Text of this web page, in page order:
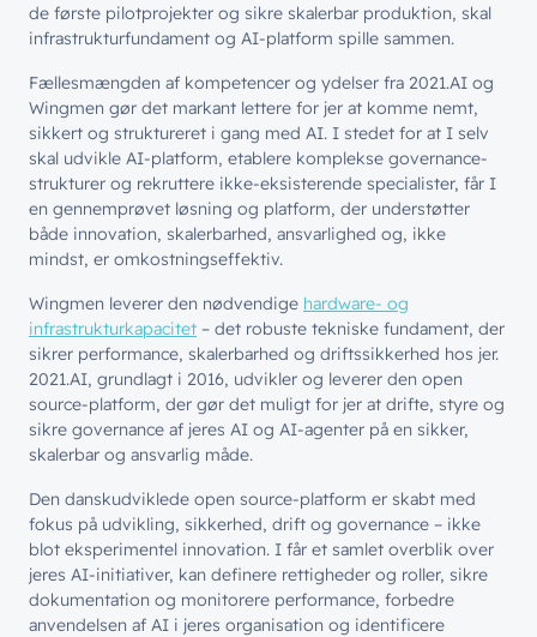
Cases
Offentlige organisationer
Bliv inspireret
Kontaktcenter
// SERVICES
Managed Services
Managed Security
Automatisering
Customer Experience
// PART OF WINGMEN
Bliv en del afteamet!
Ledige stillinger
Skriv dig op og få alle nyheder
direkte i din inbox
Skriv dig op
de første pilotprojekter og sikre skalerbar produktion, skal
infrastrukturfundament og AI-platform spille sammen.
Fællesmængden af kompetencer og ydelser fra 2021.AI og
Wingmen gør det markant lettere for jer at komme nemt,
sikkert og struktureret i gang med AI. I stedet for at I selv
skal udvikle AI-platform, etablere komplekse governance-
strukturer og rekruttere ikke-eksisterende specialister, får I
en gennemprøvet løsning og platform, der understøtter
både innovation, skalerbarhed, ansvarlighed og, ikke
mindst, er omkostningseffektiv.
Wingmen leverer den nødvendige hardware- og
infrastrukturkapacitet – det robuste tekniske fundament, der
sikrer performance, skalerbarhed og driftssikkerhed hos jer.
2021.AI, grundlagt i 2016, udvikler og leverer den open
source-platform, der gør det muligt for jer at drifte, styre og
sikre governance af jeres AI og AI-agenter på en sikker,
skalerbar og ansvarlig måde.
Den danskudviklede open source-platform er skabt med
fokus på udvikling, sikkerhed, drift og governance – ikke
blot eksperimentel innovation. I får et samlet overblik over
jeres AI-initiativer, kan definere rettigheder og roller, sikre
dokumentation og monitorere performance, forbedre
anvendelsen af AI i jeres organisation og identificere